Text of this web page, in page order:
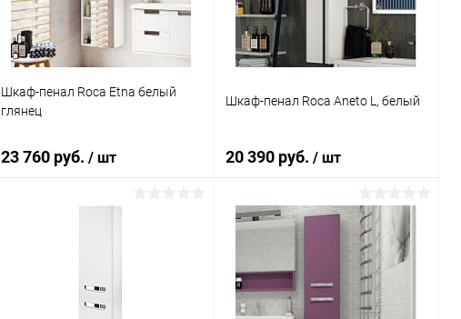
Шкаф-пенал Roca Etna белый
глянец
23 760 руб. / шт
В избранное
Шкаф-пенал Roca Aneto L, белый
20 390 руб./ шт
В корзину
Купить в 1 клик Сравнение
В избранное Под заказ